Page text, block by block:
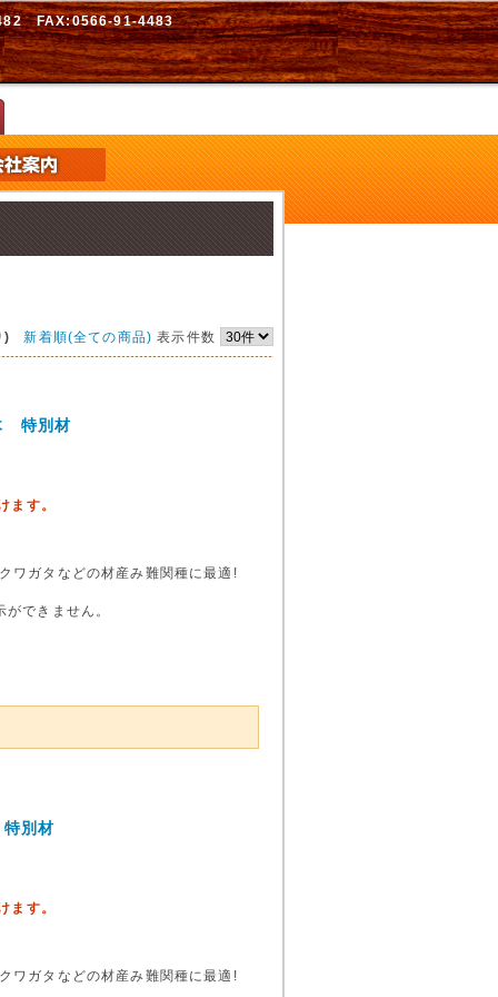
FAX:0566-91-4483
) 新着順(全ての商品) 表示件数
特別材
ます。
ワガタなどの材産み難関種に最適!
できません。
別材
ます。
ワガタなどの材産み難関種に最適!